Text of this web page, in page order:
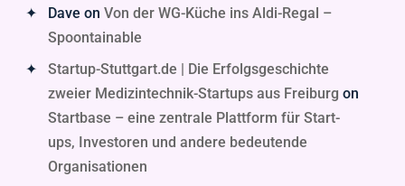
Dave on Von der WG-Küche ins Aldi-Regal –
Spoontainable
Startup-Stuttgart.de | Die Erfolgsgeschichte
zweier Medizintechnik-Startups aus Freiburg on
Startbase – eine zentrale Plattform für Start-
ups, Investoren und andere bedeutende
Organisationen